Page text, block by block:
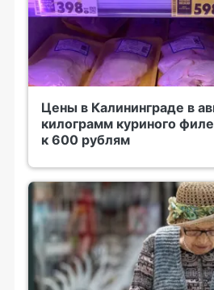
Цены в Калининграде в
килограмм куриного
к 600 рублям